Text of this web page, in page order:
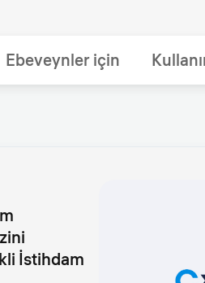
Ebeveynler için
İstihdam